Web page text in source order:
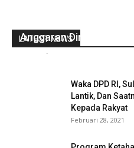
LATEST NEWS
Anggaran Dinas
-
Waka DPD RI,
Lantik, Dan
Kepada Rakyat
Februari 28, 2021